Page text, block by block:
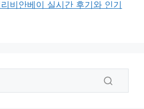
비안베이 실시간 후기와 인기